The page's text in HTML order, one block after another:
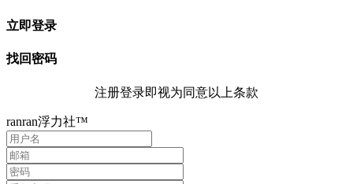
立即登录
找回密码
注册登录即视为同意以上条款
ranran浮力社™